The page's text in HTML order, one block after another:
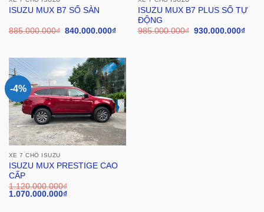
ISUZU MUX B7 SỐ SÀN
885.000.000₫ 840.000.000₫
ISUZU MUX B7 PLUS SỐ TỰ
ĐỘNG
985.000.000₫ 930.000.000₫
-4%
XE 7 CHỔ ISUZU
ISUZU MUX PRESTIGE CAO
CẤP
1.120.000.000₫
1.070.000.000₫